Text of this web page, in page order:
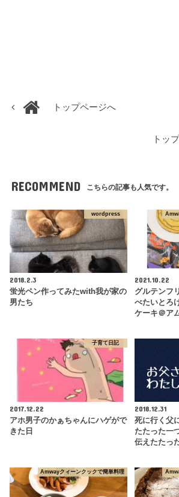
トップページへ
トッ
RECOMMEND こちらの記事も人気です。
wordpress
2018.2.3
蛍光ペン作ってみたwith我が家の
男たち
2021.10.22
グルテンフ
べたいとろ
ケーキ＠ア
子育て日記
2017.12.22
アホ男子のかぁちゃんにハゲがで
きた日
2018.12.31
死に行く父
たたった一
伝えたたっ
Amwayクィーンクックで簡単料理